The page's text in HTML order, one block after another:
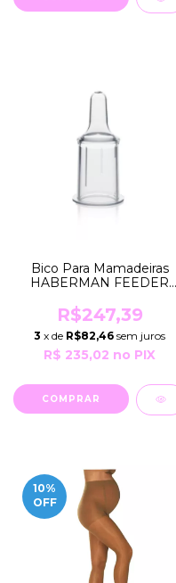
Bico Para Mamadeiras
HABERMAN FEEDER
R$247,39
3 x de R$82,46 sem juros
R$ 235,02 no PIX
10%
OFF